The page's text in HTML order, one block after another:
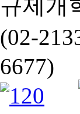
규제개
(02-
6677)